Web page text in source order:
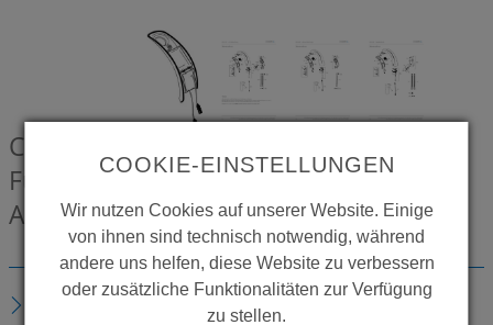
CONTI+ Dichtung komplett für
Funktionsmodul, für CONTI+ iQ A10 /
A20 / A30CONZ8439013
COOKIE-EINSTELLUNGEN
Wir nutzen Cookies auf unserer Website. Einige
von ihnen sind technisch notwendig, während
andere uns helfen, diese Website zu verbessern
oder zusätzliche Funktionalitäten zur Verfügung
zu stellen.